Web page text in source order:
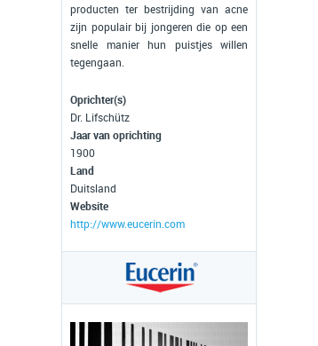
producten ter bestrijding van acne
zijn populair bij jongeren die op een
snelle manier hun puistjes willen
tegengaan.
Oprichter(s)
Dr. Lifschütz
Jaar van oprichting
1900
Land
Duitsland
Website
http://www.eucerin.com